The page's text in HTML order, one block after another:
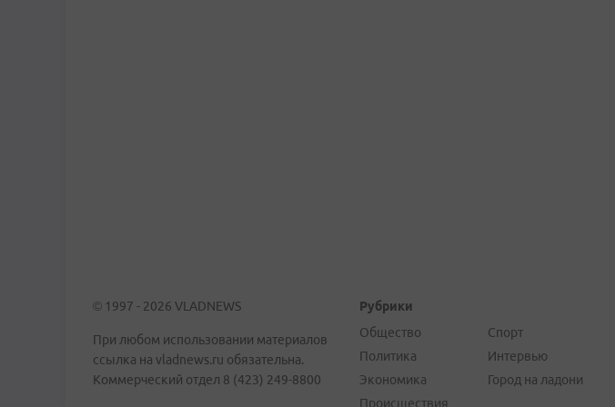
© 1997 - 2026 VLADNEWS
При любом использовании материалов
ссылка на vladnews.ru обязательна.
Коммерческий отдел 8 (423) 249-8800
Рубрики
Общество
Политика
Экономика
Происшествия
Спорт
Интервью
Город на ладони